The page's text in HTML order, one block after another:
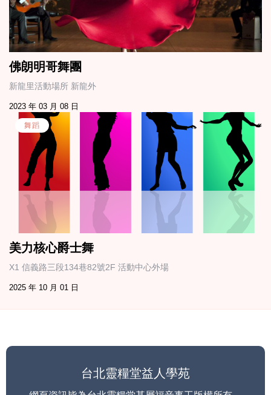
佛朗明哥舞團
新龍里活動場所 新龍外
2023 年 03 月 08 日
舞蹈
美力核心爵士舞
X1 信義路三段134巷82號2F 活動中心外場
2025 年 10 月 01 日
台北靈糧堂益人學苑